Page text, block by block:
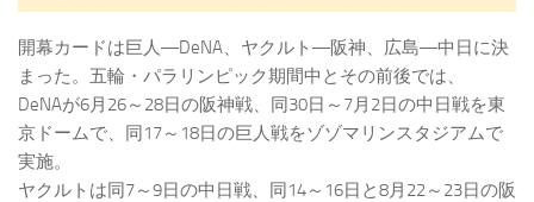
開幕カードは巨人―DeNA、ヤクルト―阪神、広島―中日に決
まった。五輪・パラリンピック期間中とその前後では、
DeNAが6月26～28日の阪神戦、同30日～7月2日の中日戦を東
京ドームで、同17～18日の巨人戦をゾゾマリンスタジアムで
実施。
ヤクルトは同7～9日の中日戦、同14～16日と8月22～23日の阪